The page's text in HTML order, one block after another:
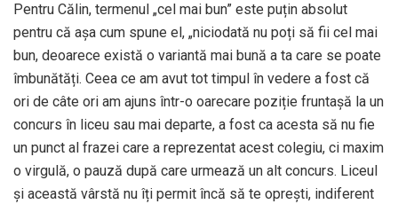
Pentru Călin, termenul „cel mai bun” este puțin absolut
pentru că așa cum spune el, „niciodată nu poți să fii cel mai
bun, deoarece există o variantă mai bună a ta care se poate
îmbunătăți. Ceea ce am avut tot timpul în vedere a fost că
ori de câte ori am ajuns într-o oarecare poziție fruntașă la un
concurs în liceu sau mai departe, a fost ca acesta să nu fie
un punct al frazei care a reprezentat acest colegiu, ci maxim
o virgulă, o pauză după care urmează un alt concurs. Liceul
și această vârstă nu îți permit încă să te oprești, indiferent